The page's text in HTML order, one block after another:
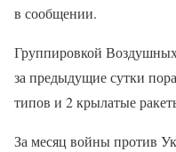
в сообщении.
Группировкой
за предыдущие сутки
типов и 2 крылатые
За месяц войны против